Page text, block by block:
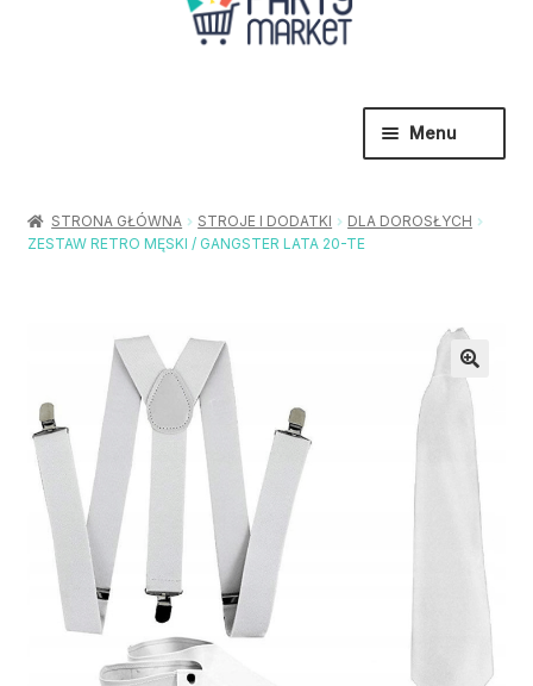
Menu
menu
Urodziny / Imprezy
menu
Stroje / Dodatki
Rozwiń
menu
Akcesoria Party
Moje konto
Koszyk
STRONA GŁÓWNA STROJE I DODATKI
DLA DOROSŁYCH
ZESTAW RETRO MĘSKI / GANGSTER LATA 20-TE